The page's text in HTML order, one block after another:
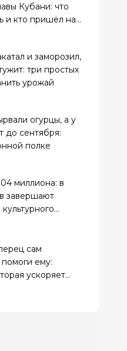
Кубани: что
и кто пришёл на
и заморозил,
три простых
урожай
огурцы, а у
до сентября:
полке
миллиона: в
завершают
сам
ему:
ускоряет